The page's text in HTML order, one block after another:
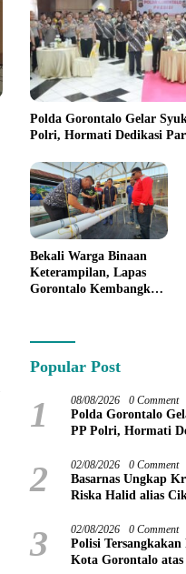
Polda Gorontalo Gelar
Polri, Hormati Dedikasi
Bekali Warga Binaan
Keterampilan, Lapas
Gorontalo Kembangkan
Popular Post
1 08/08/2026 0 Comment
Polda Gorontalo
PP Polri, Hormati
2 02/08/2026 0 Comment
Basarnas Ungkap
Riska Halid alias
3 02/08/2026 0 Comment
Polisi
Kota Gorontalo atas